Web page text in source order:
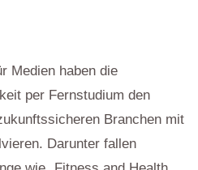
Medien haben die
per Fernstudium den
Branchen mit
Darunter fallen